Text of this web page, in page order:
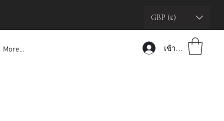
GBP (£)
More... เข้าสู่ระบบ